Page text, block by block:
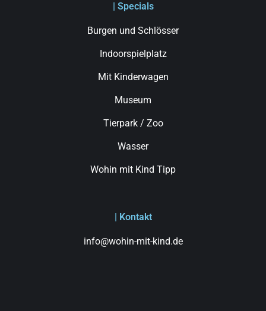
| Specials
Burgen und Schlösser
Indoorspielplatz
Mit Kinderwagen
Museum
Tierpark / Zoo
Wasser
Wohin mit Kind Tipp
| Kontakt
info@wohin-mit-kind.de